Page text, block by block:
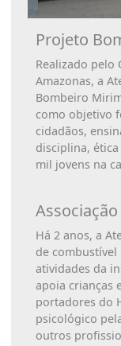
Projeto
Realizado pelo
Amazonas, a
Bombeiro
como objetivo
cidadãos,
disciplina,
mil jovens na
Há 2 anos, a
de combustível
atividades da
apoia crianças
portadores do
psicológico
outros